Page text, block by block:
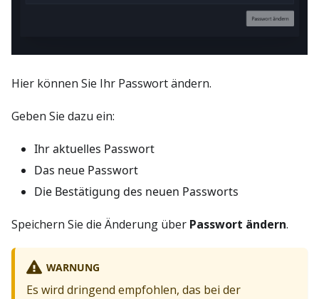
Hier können Sie Ihr Passwort ändern.
Geben Sie dazu ein:
Ihr aktuelles Passwort
Das neue Passwort
Die Bestätigung des neuen Passworts
Speichern Sie die Änderung über Passwort ändern.
WARNUNG
Es wird dringend empfohlen, das bei der